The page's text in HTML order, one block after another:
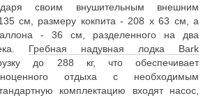
своим внушительным внешним
см, размеру кокпита - 208 х 63 см, а
- 36 см, разделенного на два
Гребная надувная лодка Bark
до 288 кг, что обеспечивает
отдыха с необходимым
комплектацию входят насос,